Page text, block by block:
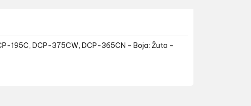
195C, DCP-375CW, DCP-365CN - Boja: Žuta -